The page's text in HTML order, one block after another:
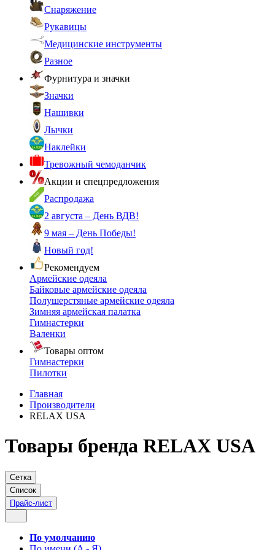
Снаряжение
Рукавицы
Медицинские инструменты
Разное
Фурнитура и значки
Значки
Нашивки
Лычки
Наклейки
Тревожный чемоданчик
Акции и спецпредложения
Распродажа
2 августа – День ВДВ!
9 мая – День Победы!
Новый год!
Рекомендуем
Армейские одеяла
Байковые армейские одеяла
Полушерстяные армейские одеяла
Зимняя армейская палатка
Гимнастерки
Валенки
Товары оптом
Гимнастерки
Пилотки
Главная
Производители
RELAX USA
Товары бренда RELAX USA
Сетка
Список
Прайс-лист
По умолчанию